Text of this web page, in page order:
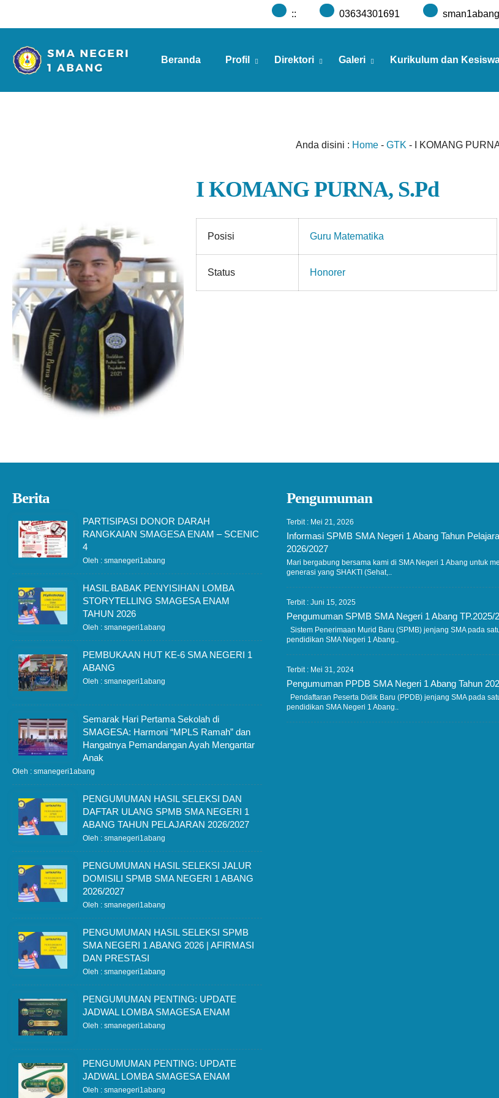
:: 03634301691
Beranda Profil Direktori Galeri Kurikulum dan
Anda disini : Home - GTK - I KOMANG
I KOMANG PURNA, S.Pd
Posisi Guru Matematika
Status Honorer
Berita
PARTISIPASI DONOR DARAH
RANGKAIAN SMAGESA ENAM – SCENIC
4
Oleh : smanegeri1abang
HASIL BABAK PENYISIHAN LOMBA
STORYTELLING SMAGESA ENAM
TAHUN 2026
Oleh : smanegeri1abang
PEMBUKAAN HUT KE-6 SMA NEGERI 1
ABANG
Oleh : smanegeri1abang
Semarak Hari Pertama Sekolah di
SMAGESA: Harmoni “MPLS Ramah” dan
Hangatnya Pemandangan Ayah Mengantar
Anak
Oleh : smanegeri1abang
PENGUMUMAN HASIL SELEKSI DAN
DAFTAR ULANG SPMB SMA NEGERI 1
ABANG TAHUN PELAJARAN 2026/2027
Oleh : smanegeri1abang
PENGUMUMAN HASIL SELEKSI JALUR
DOMISILI SPMB SMA NEGERI 1 ABANG
2026/2027
Oleh : smanegeri1abang
PENGUMUMAN HASIL SELEKSI SPMB
SMA NEGERI 1 ABANG 2026 | AFIRMASI
DAN PRESTASI
Oleh : smanegeri1abang
PENGUMUMAN PENTING: UPDATE
JADWAL LOMBA SMAGESA ENAM
Oleh : smanegeri1abang
PENGUMUMAN PENTING: UPDATE
JADWAL LOMBA SMAGESA ENAM
Oleh : smanegeri1abang
Pengumuman
Terbit : Mei 21, 2026
Informasi SPMB SMA Negeri 1 Abang Tahun
2026/2027
Mari bergabung bersama kami di SMA Negeri 1 Abang untuk
generasi yang SHAKTI (Sehat,..
Terbit : Juni 15, 2025
Pengumuman SPMB SMA Negeri 1 Abang TP.2025/
Sistem Penerimaan Murid Baru (SPMB) jenjang SMA pada
pendidikan SMA Negeri 1 Abang..
Terbit : Mei 31, 2024
Pengumuman PPDB SMA Negeri 1 Abang Tahun
Pendaftaran Peserta Didik Baru (PPDB) jenjang SMA pada
pendidikan SMA Negeri 1 Abang..